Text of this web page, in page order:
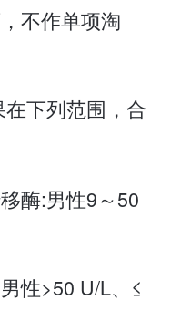
不作单项淘
下列范围，合
酶:男性9～50
性>50 U/L、≤